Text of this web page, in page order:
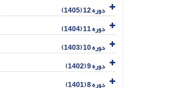
دوره 12 (1405)
دوره 11 (1404)
دوره 10 (1403)
دوره 9 (1402)
دوره 8 (1401)